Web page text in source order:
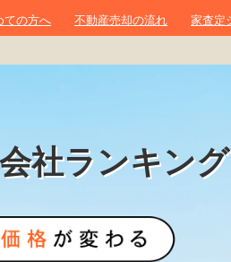
ての方へ 不動産売却の流れ 家査定
社ランキング